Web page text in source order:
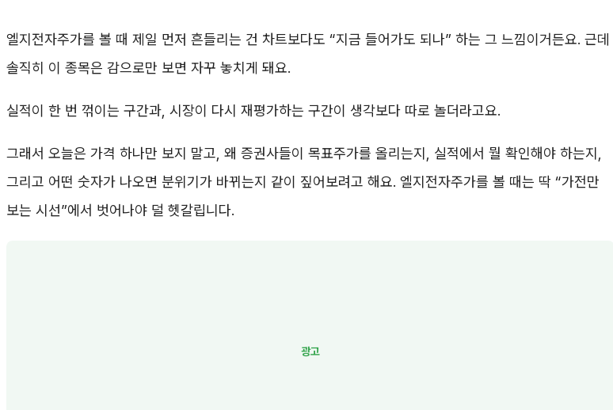
엘지전자주가를 볼 때 제일 먼저 흔들리는 건 차트보다도 “지금 들어가도 되나” 하는 그 느낌이거든요. 근데
솔직히 이 종목은 감으로만 보면 자꾸 놓치게 돼요.
실적이 한 번 꺾이는 구간과, 시장이 다시 재평가하는 구간이 생각보다 따로 놀더라고요.
그래서 오늘은 가격 하나만 보지 말고, 왜 증권사들이 목표주가를 올리는지, 실적에서 뭘 확인해야 하는지,
그리고 어떤 숫자가 나오면 분위기가 바뀌는지 같이 짚어보려고 해요. 엘지전자주가를 볼 때는 딱 “가전만
보는 시선”에서 벗어나야 덜 헷갈립니다.